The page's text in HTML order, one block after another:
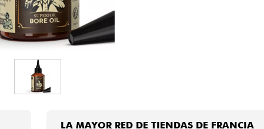
LA MAYOR RED DE TIENDAS DE FRANCIA